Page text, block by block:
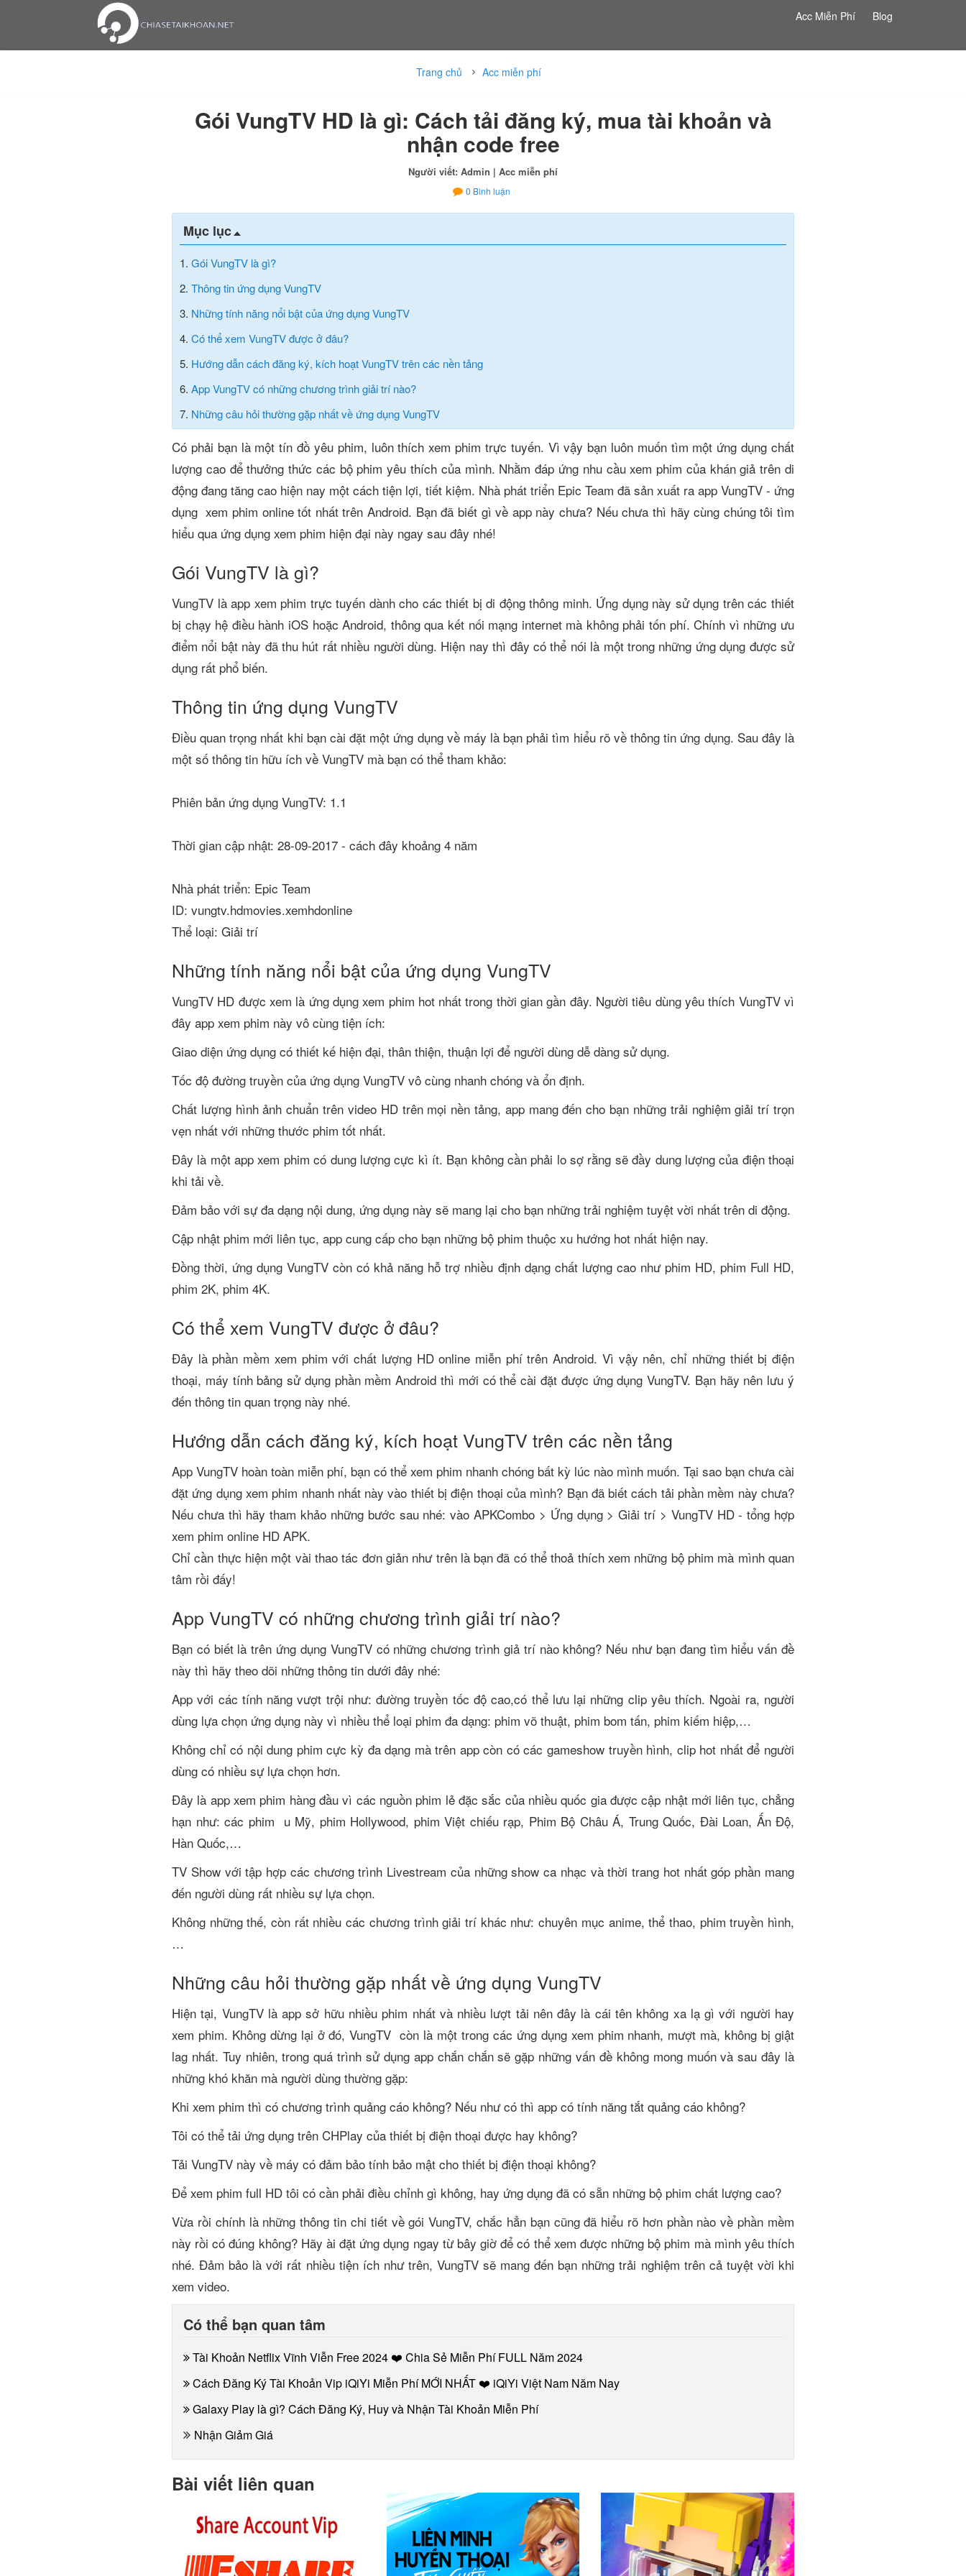
Acc Miễn Phí Blog
Trang chủ Acc miễn phí
Gói VungTV HD là gì: Cách tải đăng ký, mua tài khoản và
nhận code free
Người viết: Admin | Acc miễn phí
0 Bình luận
Mục lục
1. Gói VungTV là gì?
2. Thông tin ứng dụng VungTV
3. Những tính năng nổi bật của ứng dụng VungTV
4. Có thể xem VungTV được ở đâu?
5. Hướng dẫn cách đăng ký, kích hoạt VungTV trên các nền tảng
6. App VungTV có những chương trình giải trí nào?
7. Những câu hỏi thường gặp nhất về ứng dụng VungTV
Có phải bạn là một tín đồ yêu phim, luôn thích xem phim trực tuyến. Vì vậy bạn luôn muốn tìm một ứng dụng chất
lượng cao để thưởng thức các bộ phim yêu thích của mình. Nhằm đáp ứng nhu cầu xem phim của khán giả trên di
động đang tăng cao hiện nay một cách tiện lợi, tiết kiệm. Nhà phát triển Epic Team đã sản xuất ra app VungTV - ứng
dụng xem phim online tốt nhất trên Android. Bạn đã biết gì về app này chưa? Nếu chưa thì hãy cùng chúng tôi tìm
hiểu qua ứng dụng xem phim hiện đại này ngay sau đây nhé!
Gói VungTV là gì?
VungTV là app xem phim trực tuyến dành cho các thiết bị di động thông minh. Ứng dụng này sử dụng trên các thiết
bị chạy hệ điều hành iOS hoặc Android, thông qua kết nối mạng internet mà không phải tốn phí. Chính vì những ưu
điểm nổi bật này đã thu hút rất nhiều người dùng. Hiện nay thì đây có thể nói là một trong những ứng dụng được sử
dụng rất phổ biến.
Thông tin ứng dụng VungTV
Điều quan trọng nhất khi bạn cài đặt một ứng dụng về máy là bạn phải tìm hiểu rõ về thông tin ứng dụng. Sau đây là
một số thông tin hữu ích về VungTV mà bạn có thể tham khảo:
Phiên bản ứng dụng VungTV: 1.1
Thời gian cập nhật: 28-09-2017 - cách đây khoảng 4 năm
Nhà phát triển: Epic Team
ID: vungtv.hdmovies.xemhdonline
Thể loại: Giải trí
Những tính năng nổi bật của ứng dụng VungTV
VungTV HD được xem là ứng dụng xem phim hot nhất trong thời gian gần đây. Người tiêu dùng yêu thích VungTV vì
đây app xem phim này vô cùng tiện ích:
Giao diện ứng dụng có thiết kế hiện đại, thân thiện, thuận lợi để người dùng dễ dàng sử dụng.
Tốc độ đường truyền của ứng dụng VungTV vô cùng nhanh chóng và ổn định.
Chất lượng hình ảnh chuẩn trên video HD trên mọi nền tảng, app mang đến cho bạn những trải nghiệm giải trí trọn
vẹn nhất với những thước phim tốt nhất.
Đây là một app xem phim có dung lượng cực kì ít. Bạn không cần phải lo sợ rằng sẽ đầy dung lượng của điện thoại
khi tải về.
Đảm bảo với sự đa dạng nội dung, ứng dụng này sẽ mang lại cho bạn những trải nghiệm tuyệt vời nhất trên di động.
Cập nhật phim mới liên tục, app cung cấp cho bạn những bộ phim thuộc xu hướng hot nhất hiện nay.
Đồng thời, ứng dụng VungTV còn có khả năng hỗ trợ nhiều định dạng chất lượng cao như phim HD, phim Full HD,
phim 2K, phim 4K.
Có thể xem VungTV được ở đâu?
Đây là phần mềm xem phim với chất lượng HD online miễn phí trên Android. Vì vậy nên, chỉ những thiết bị điện
thoại, máy tính bảng sử dụng phần mềm Android thì mới có thể cài đặt được ứng dụng VungTV. Bạn hãy nên lưu ý
đến thông tin quan trọng này nhé.
Hướng dẫn cách đăng ký, kích hoạt VungTV trên các nền tảng
App VungTV hoàn toàn miễn phí, bạn có thể xem phim nhanh chóng bất kỳ lúc nào mình muốn. Tại sao bạn chưa cài
đặt ứng dụng xem phim nhanh nhất này vào thiết bị điện thoại của mình? Bạn đã biết cách tải phần mềm này chưa?
Nếu chưa thì hãy tham khảo những bước sau nhé: vào APKCombo > Ứng dụng > Giải trí > VungTV HD - tổng hợp
xem phim online HD APK.
Chỉ cần thực hiện một vài thao tác đơn giản như trên là bạn đã có thể thoả thích xem những bộ phim mà mình quan
tâm rồi đấy!
App VungTV có những chương trình giải trí nào?
Bạn có biết là trên ứng dụng VungTV có những chương trình giả trí nào không? Nếu như bạn đang tìm hiểu vấn đề
này thì hãy theo dõi những thông tin dưới đây nhé:
App với các tính năng vượt trội như: đường truyền tốc độ cao,có thể lưu lại những clip yêu thích. Ngoài ra, người
dùng lựa chọn ứng dụng này vì nhiều thể loại phim đa dạng: phim võ thuật, phim bom tấn, phim kiếm hiệp,…
Không chỉ có nội dung phim cực kỳ đa dạng mà trên app còn có các gameshow truyền hình, clip hot nhất để người
dùng có nhiều sự lựa chọn hơn.
Đây là app xem phim hàng đầu vì các nguồn phim lẻ đặc sắc của nhiều quốc gia được cập nhật mới liên tục, chẳng
hạn như: các phim u Mỹ, phim Hollywood, phim Việt chiếu rạp, Phim Bộ Châu Á, Trung Quốc, Đài Loan, Ấn Độ,
Hàn Quốc,…
TV Show với tập hợp các chương trình Livestream của những show ca nhạc và thời trang hot nhất góp phần mang
đến người dùng rất nhiều sự lựa chọn.
Không những thế, còn rất nhiều các chương trình giải trí khác như: chuyên mục anime, thể thao, phim truyền hình,
…
Những câu hỏi thường gặp nhất về ứng dụng VungTV
Hiện tại, VungTV là app sở hữu nhiều phim nhất và nhiều lượt tải nên đây là cái tên không xa lạ gì với người hay
xem phim. Không dừng lại ở đó, VungTV còn là một trong các ứng dụng xem phim nhanh, mượt mà, không bị giật
lag nhất. Tuy nhiên, trong quá trình sử dụng app chắn chắn sẽ gặp những vấn đề không mong muốn và sau đây là
những khó khăn mà người dùng thường gặp:
Khi xem phim thì có chương trình quảng cáo không? Nếu như có thì app có tính năng tắt quảng cáo không?
Tôi có thể tải ứng dụng trên CHPlay của thiết bị điện thoại được hay không?
Tải VungTV này về máy có đảm bảo tính bảo mật cho thiết bị điện thoại không?
Để xem phim full HD tôi có cần phải điều chỉnh gì không, hay ứng dụng đã có sẵn những bộ phim chất lượng cao?
Vừa rồi chính là những thông tin chi tiết về gói VungTV, chắc hẳn bạn cũng đã hiểu rõ hơn phần nào về phần mềm
này rồi có đúng không? Hãy ài đặt ứng dụng ngay từ bây giờ để có thể xem được những bộ phim mà mình yêu thích
nhé. Đảm bảo là với rất nhiều tiện ích như trên, VungTV sẽ mang đến bạn những trải nghiệm trên cả tuyệt vời khi
xem video.
Có thể bạn quan tâm
Tài Khoản Netflix Vĩnh Viễn Free 2024 ❤️ Chia Sẻ Miễn Phí FULL Năm 2024
Cách Đăng Ký Tài Khoản Vip iQiYi Miễn Phí MỚI NHẤT ❤️ iQiYi Việt Nam Năm Nay
Galaxy Play là gì? Cách Đăng Ký, Huy và Nhận Tài Khoản Miễn Phí
Nhận Giảm Giá
Bài viết liên quan